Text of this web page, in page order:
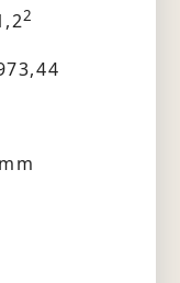
2
mm